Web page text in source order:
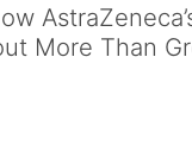
More Than